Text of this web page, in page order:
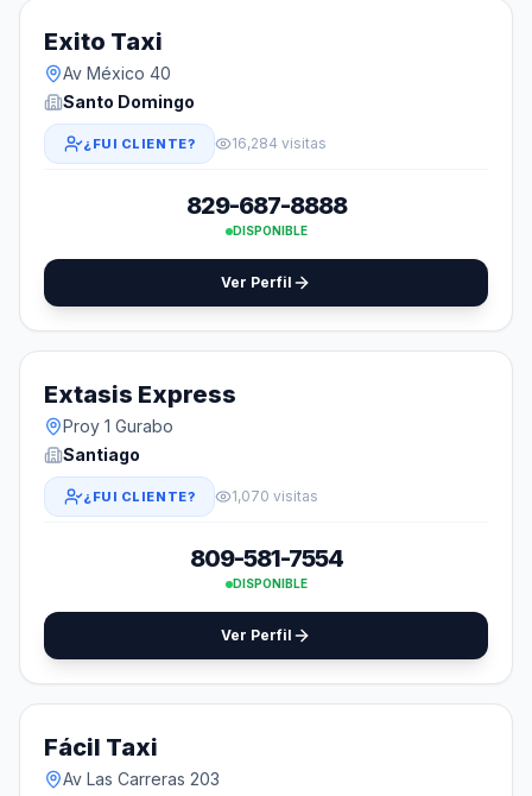
Exito Taxi
Av México 40
Santo Domingo
¿FUI CLIENTE? 16,284 visitas
829-687-8888
DISPONIBLE
Ver Perfil
Extasis Express
Proy 1 Gurabo
Santiago
¿FUI CLIENTE? 1,070 visitas
809-581-7554
DISPONIBLE
Ver Perfil
Fácil Taxi
Av Las Carreras 203